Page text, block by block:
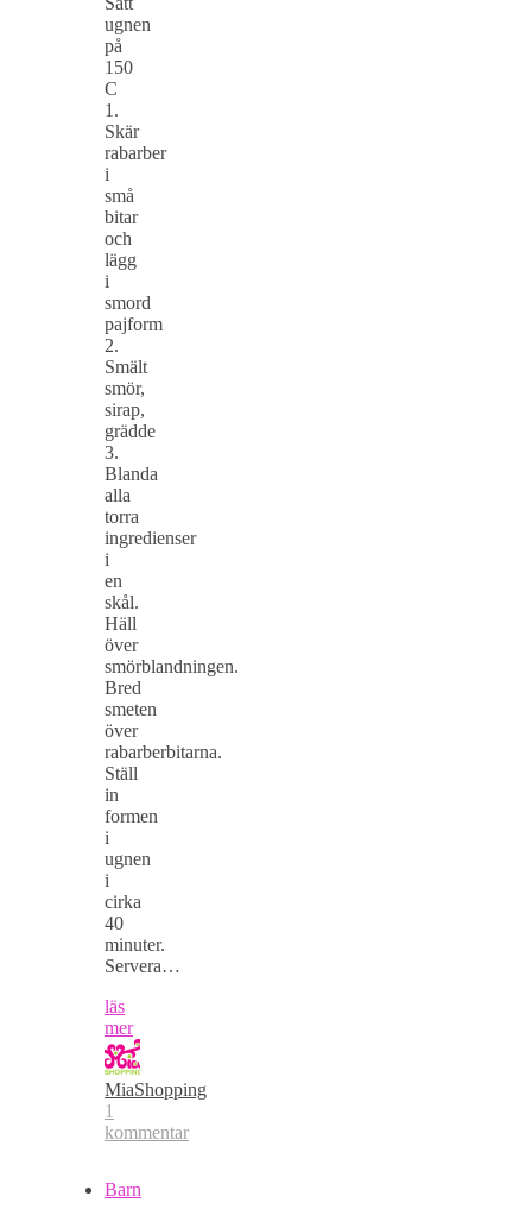
ugnen
på
150
C
1.
Skär
rabarber
i
små
bitar
och
lägg
i
smord
pajform
2.
Smält
smör,
sirap,
grädde
3.
Blanda
alla
torra
ingredienser
i
en
skål.
Häll
över
smörblandningen.
Bred
smeten
över
rabarberbitarna.
Ställ
in
formen
i
ugnen
i
cirka
40
minuter.
Servera…
läs
mer
MiaShopping
1
kommentar
Barn